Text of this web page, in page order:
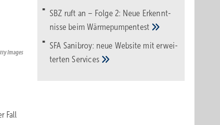
Images
Fall
SBZ ruft an – Folge 2: Neue Erkennt­
nisse beimWärme­pumpen­test
SFA Sanibroy: neue Web­site mit erwei­
tertenServices